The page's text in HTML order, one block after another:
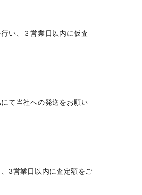
い、３営業日以内に仮査
て当社への発送をお願い
3営業日以内に査定額をご